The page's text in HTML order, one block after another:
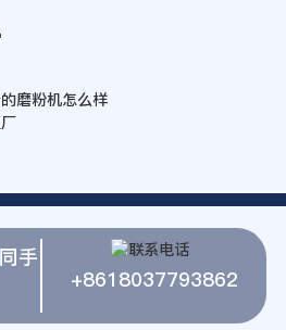
磨粉机怎么样
手
+8618037793862